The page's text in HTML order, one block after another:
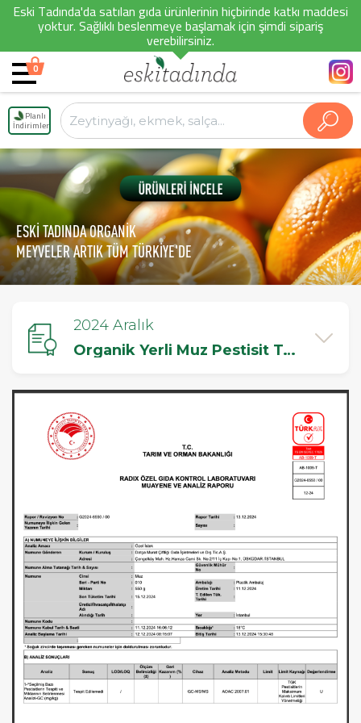
Eski Tadında'da satılan gıda ürünlerinin hiçbirinde katkı maddesi
yoktur. Sağlıklı beslenmeye başlamak için şimdi sipariş
verebilirsiniz.
0
Planlı
İndirimler
ESKİ TADINDA ORGANİK
MEYVELER ARTIK TÜM TÜRKİYE'DE
2024 Aralık
Organik Yerli Muz Pestisit Testi